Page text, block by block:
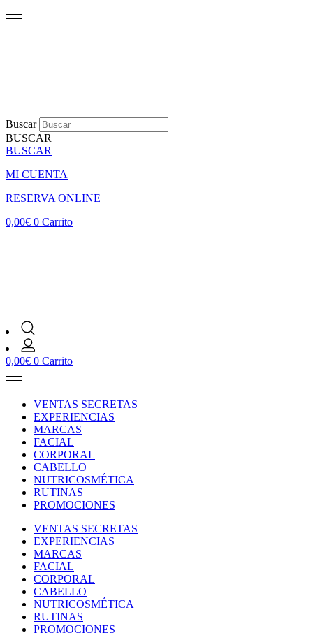
Buscar
BUSCAR
BUSCAR
MI CUENTA
RESERVA ONLINE
0,00€ 0 Carrito
0,00€ 0 Carrito
VENTAS SECRETAS
EXPERIENCIAS
MARCAS
FACIAL
CORPORAL
CABELLO
NUTRICOSMÉTICA
RUTINAS
PROMOCIONES
VENTAS SECRETAS
EXPERIENCIAS
MARCAS
FACIAL
CORPORAL
CABELLO
NUTRICOSMÉTICA
RUTINAS
PROMOCIONES